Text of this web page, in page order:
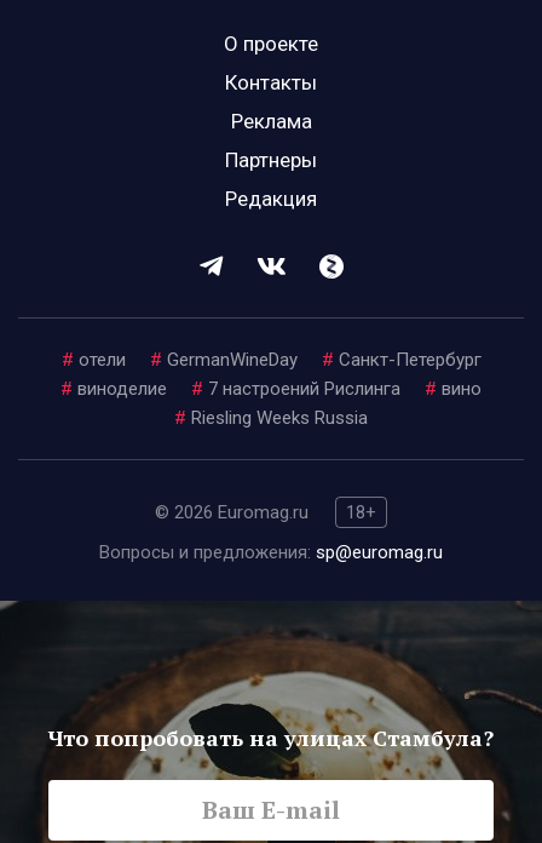
О проекте
Контакты
Реклама
Партнеры
Редакция
# отели # GermanWineDay # Санкт-Петербург
# виноделие # 7 настроений Рислинга # вино
# Riesling Weeks Russia
© 2026 Euromag.ru
18+
Вопросы и предложения: sp@euromag.ru
Что попробовать на улицах Стамбула?